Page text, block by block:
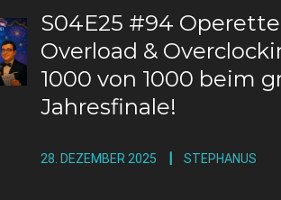
S04E25 #94
Overload &
1000 von 1000 beim
Jahresfinale!
28. DEZEMBER 2025 STEPHANUS